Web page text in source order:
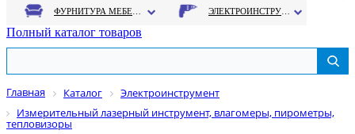
Полный каталог товаров
Главная Каталог
Электроинструмент
Измерительный лазерный инструмент, влагомеры, пирометры,
тепловизоры